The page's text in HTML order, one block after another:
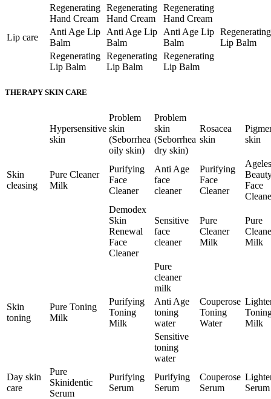
Regenerating
Hand Cream
Regenerating
Hand Cream
Regenerating
Hand Cream
Lip care
Anti Age Lip
Balm
Anti Age Lip
Balm
Anti Age Lip
Balm
Regenerating
Lip Balm
Regenerating
Lip Balm
Regenerating
Lip Balm
Regenerating
Lip Balm
THERAPY SKIN CARE
Hypersensitive
skin
Problem
skin
(Seborrhea
oily skin)
Problem
skin
(Seborrhea
dry skin)
Rosacea
skin
skin
Skin
cleasing
Pure Cleaner
Milk
Purifying
Face
Cleaner
Anti Age
face
cleaner
Purifying
Face
Cleaner
Face
Demodex
Skin
Renewal
Face
Cleaner
Sensitive
face
cleaner
Pure
Cleaner
Milk
Pure
Milk
Pure
cleaner
milk
Skin
toning
Pure Toning
Milk
Purifying
Toning
Milk
Anti Age
toning
water
Couperose
Toning
Water
Milk
Sensitive
toning
water
Day skin
care
Pure
Skinidentic
Serum
Purifying
Serum
Purifying
Serum
Couperose
Serum
Serum